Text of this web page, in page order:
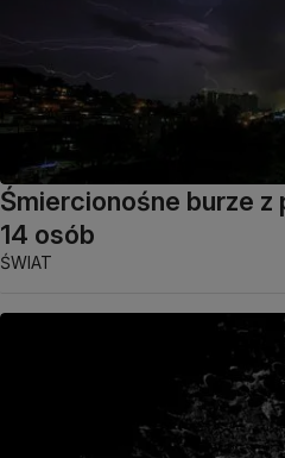
Śmiercionośne burze z
14 osób
ŚWIAT